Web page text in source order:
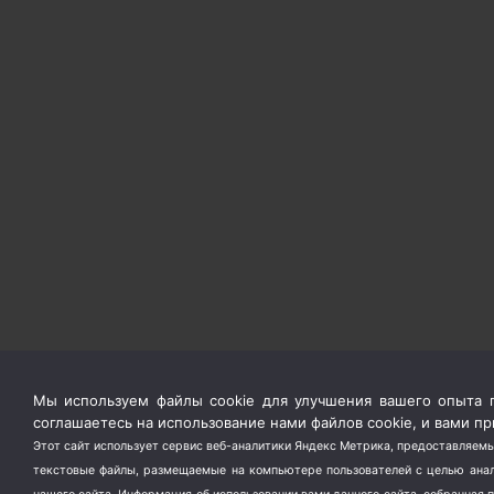
Мы используем файлы cookie для улучшения вашего опыта
соглашаетесь на использование нами файлов cookie, и вами
Этот сайт использует сервис веб-аналитики Яндекс Метрика,
текстовые файлы, размещаемые на компьютере пользователей с целью